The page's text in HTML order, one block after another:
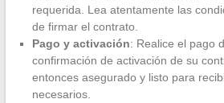
requerida. Lea atentamente las
de firmar el contrato.
Pago y activación: Realice el pago
confirmación de activación de su
entonces asegurado y listo para
necesarios.